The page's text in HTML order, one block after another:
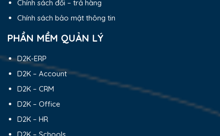
Chính sách đổi – trả hàng
Chính sách bảo mật thông tin
PHẦN MỀM QUẢN LÝ
D2K-ERP
D2K – Account
D2K – CRM
D2K – Office
D2K – HR